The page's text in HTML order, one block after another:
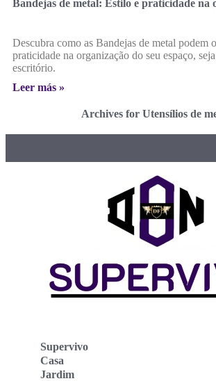
Bandejas de metal: Estilo e praticidade na
Descubra como as Bandejas de metal podem
praticidade na organização do seu espaço,
escritório.
Leer más »
Archives for Utensílios de
Supervivo
Casa
Jardim